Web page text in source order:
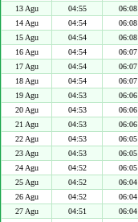
13 Agu
04:55 06:08
14 Agu
04:54 06:08
15 Agu
04:54 06:08
16 Agu
04:54 06:07
17 Agu
04:54 06:07
18 Agu
04:54 06:07
19 Agu
04:53 06:06
20 Agu
04:53 06:06
21 Agu
04:53 06:06
22 Agu
04:53 06:05
23 Agu
04:53 06:05
24 Agu
04:52 06:05
25 Agu
04:52 06:04
26 Agu
04:52 06:04
27 Agu
04:51 06:04